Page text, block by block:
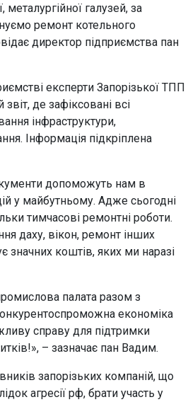
металургійної галузей, за
ремонт котельного
директор підприємства пан
експерти Запорізької ТПП
де зафіксовані всі
інфраструктури,
Інформація підкріплена
допоможуть нам в
у майбутньому. Адже сьогодні
тимчасові ремонтні роботи.
даху, вікон, ремонт інших
коштів, яких ми наразі
палата разом з
економіка
справу для підтримки
– зазначає пан Вадим.
запорізьких компаній, що
агресії рф, брати участь у